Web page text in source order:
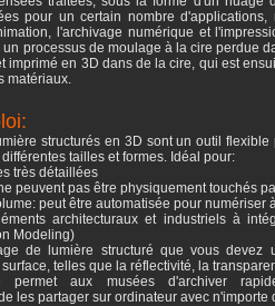
pour un certain nombre d'applications,
l'archivage numérique et
processus de moulage à la cire perdue
imprimé en 3D dans de la cire, qui est
matériaux.
structurés en 3D sont un outil
tailles et formes. Idéal pour:
très détaillées
peuvent pas être physiquement touchés
peut être automatisée pour numériser
architecturaux et industriels à
Modeling)
de lumière structuré que vous devez
telles que la réflectivité, la
permet aux musées d'archiver
les partager sur ordinateur avec n'importe